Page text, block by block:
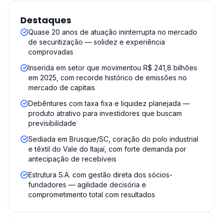
Destaques
Quase 20 anos de atuação ininterrupta no mercado
de securitização — solidez e experiência
comprovadas
Inserida em setor que movimentou R$ 241,8 bilhões
em 2025, com recorde histórico de emissões no
mercado de capitais
Debêntures com taxa fixa e liquidez planejada —
produto atrativo para investidores que buscam
previsibilidade
Sediada em Brusque/SC, coração do polo industrial
e têxtil do Vale do Itajaí, com forte demanda por
antecipação de recebíveis
Estrutura S.A. com gestão direta dos sócios-
fundadores — agilidade decisória e
comprometimento total com resultados